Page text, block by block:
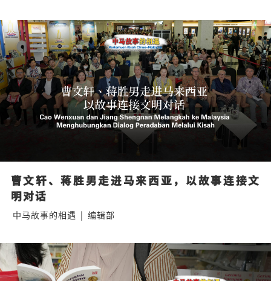
曹文轩、蒋胜男走进马来西亚，以故事连接文
明对话
中马故事的相遇 | 编辑部